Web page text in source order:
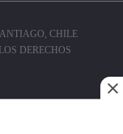
CHILE
DERECHOS